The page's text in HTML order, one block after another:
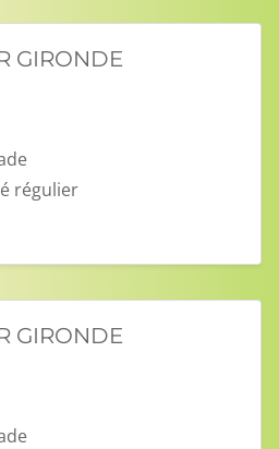
GIRONDE
régulier
GIRONDE